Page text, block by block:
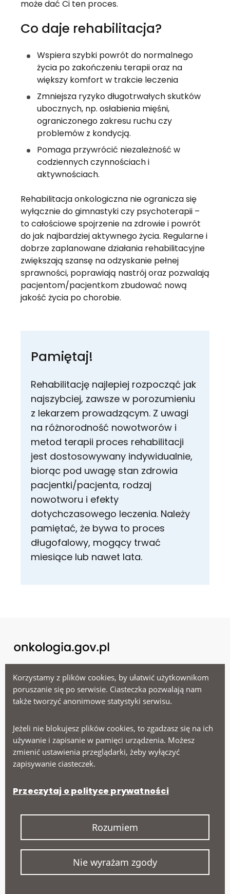
Korzystamy z plików cookies, by ułatwić użytkownikom
poruszanie się po serwisie. Ciasteczka pozwalają nam
także tworzyć anonimowe statystyki serwisu.
Jeżeli nie blokujesz plików cookies, to zgadzasz się na ich
używanie i zapisanie w pamięci urządzenia. Możesz
zmienić ustawienia przeglądarki, żeby wyłączyć
zapisywanie ciasteczek.
Przeczytaj o polityce prywatności
Rozumiem
Nie wyrażam zgody
może dać Ci ten proces.
Co daje rehabilitacja?
Wspiera szybki powrót do normalnego
życia po zakończeniu terapii oraz na
większy komfort w trakcie leczenia
Zmniejsza ryzyko długotrwałych skutków
ubocznych, np. osłabienia mięśni,
ograniczonego zakresu ruchu czy
problemów z kondycją.
Pomaga przywrócić niezależność w
codziennych czynnościach i
aktywnościach.
Rehabilitacja onkologiczna nie ogranicza się
wyłącznie do gimnastyki czy psychoterapii –
to całościowe spojrzenie na zdrowie i powrót
do jak najbardziej aktywnego życia. Regularne i
dobrze zaplanowane działania rehabilitacyjne
zwiększają szansę na odzyskanie pełnej
sprawności, poprawiają nastrój oraz pozwalają
pacjentom/pacjentkom zbudować nową
jakość życia po chorobie.
Pamiętaj!
Rehabilitację najlepiej rozpocząć jak
najszybciej, zawsze w porozumieniu
z lekarzem prowadzącym. Z uwagi
na różnorodność nowotworów i
metod terapii proces rehabilitacji
jest dostosowywany indywidualnie,
biorąc pod uwagę stan zdrowia
pacjentki/pacjenta, rodzaj
nowotworu i efekty
dotychczasowego leczenia. Należy
pamiętać, że bywa to proces
długofalowy, mogący trwać
miesiące lub nawet lata.
Menu
Narodowy Fundusz Zdrowia
Narodowy Instytut Onkologii
Deklaracja dostępności
© 2026 NSO. Wszelkie prawa zastrzeżone.